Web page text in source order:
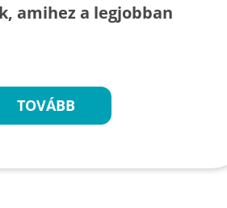
amihez a legjobban
TOVÁBB